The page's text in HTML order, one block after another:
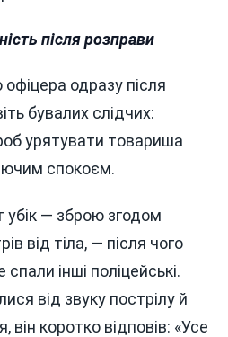
після розправи
офіцера одразу після
бувалих слідчих:
урятувати товариша
спокоєм.
убік — зброю згодом
від тіла, — після чого
інші поліцейські.
від звуку пострілу й
коротко відповів: «Усе